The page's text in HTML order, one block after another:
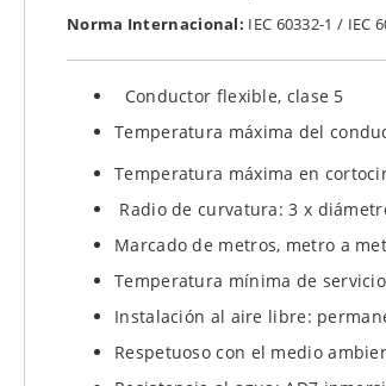
Norma Internacional: IEC 60332-1 / IEC
Conductor flexible, clase 5
Temperatura máxima del
Temperatura máxima en
Radio de curvatura: 3 x
Marcado de metros, metro a
Temperatura mínima de
Instalación al aire libre:
Respetuoso con el medio